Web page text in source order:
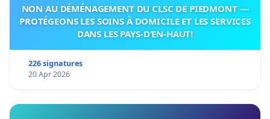
NON AU DÉMÉNAGEMENT DU CLSC DE PIEDMONT —
PROTÉGEONS LES SOINS À DOMICILE ET LES SERVICES
DANS LES PAYS-D’EN-HAUT!
226 signatures
20 Apr 2026